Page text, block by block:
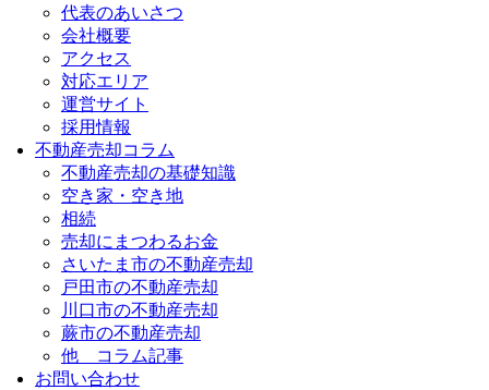
代表のあいさつ
会社概要
アクセス
対応エリア
運営サイト
採用情報
不動産売却コラム
不動産売却の基礎知識
空き家・空き地
相続
売却にまつわるお金
さいたま市の不動産売却
戸田市の不動産売却
川口市の不動産売却
蕨市の不動産売却
他 コラム記事
お問い合わせ